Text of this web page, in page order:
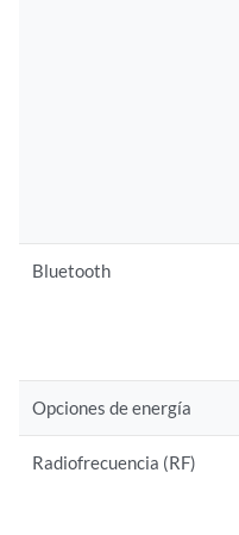
Bluetooth
Opciones de energía
Radiofrecuencia (RF)